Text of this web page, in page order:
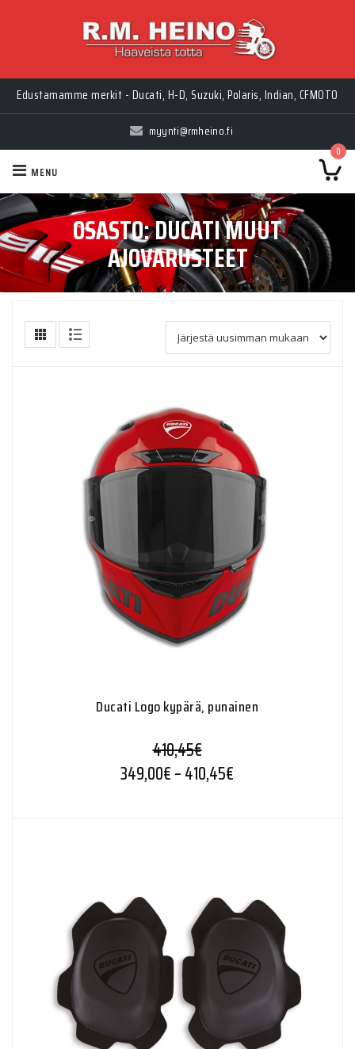
Edustamamme merkit - Ducati, H-D, Suzuki, Polaris, Indian, CFMOTO
myynti@rmheino.fi
0
MENU
OSASTO:DUCATI MUUT
AJOVARUSTEET
Ducati Logo kypärä, punainen
410,45€
349,00€–410,45€